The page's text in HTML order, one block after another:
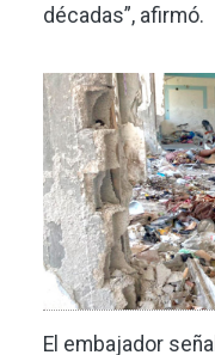
décadas”, afirmó.
Imagen
El embajador